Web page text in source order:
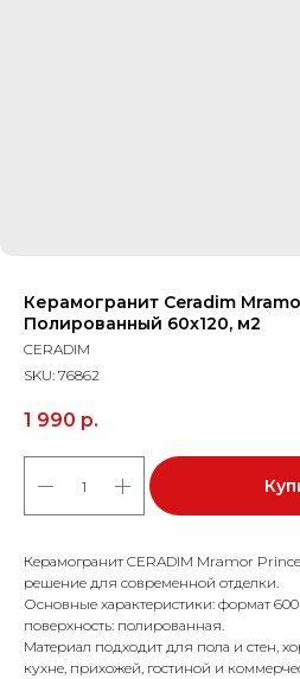
Керамогранит Ceradim
Полированный 60x120, м2
CERADIM
SKU: 76862
1 990 р.
Керамогранит CERADIM Mramor
решение для современной отделки.
Основные характеристики: формат
поверхность: полированная.
Материал подходит для пола и стен,
кухне, прихожей, гостиной и